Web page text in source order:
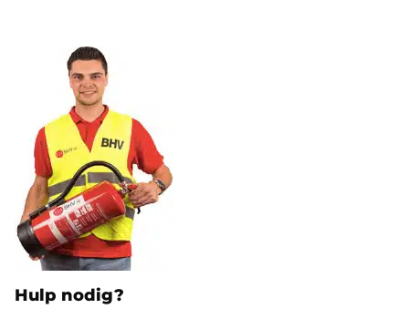
Hulp nodig?